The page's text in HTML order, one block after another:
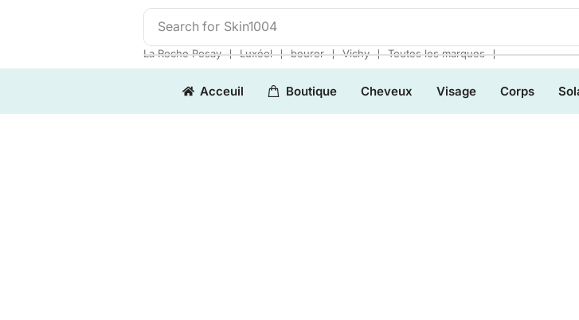
Search for Skin1004
La Roche Posay ❘ Luxéol ❘ beurer ❘ Vichy ❘ Toutes les marques ❘
Acceuil Boutique Cheveux Visage Corps